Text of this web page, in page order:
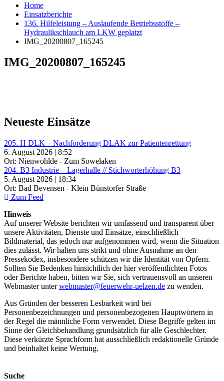
Home
Einsatzberichte
136. Hilfeleistung – Auslaufende Betriebsstoffe –
Hydraulikschlauch am LKW geplatzt
IMG_20200807_165245
IMG_20200807_165245
Neueste Einsätze
205. H DLK – Nachforderung DLAK zur Patientenrettung
6. August 2026 | 8:52
Ort: Nienwohlde - Zum Sowelaken
204. B3 Industrie – Lagerhalle // Stichworterhöhung B3
5. August 2026 | 18:34
Ort: Bad Bevensen - Klein Bünstorfer Straße
Zum Feed
Hinweis
Auf unserer Website berichten wir umfassend und transparent über
unsere Aktivitäten, Dienste und Einsätze, einschließlich
Bildmaterial, das jedoch nur aufgenommen wird, wenn die Situation
dies zulässt. Wir halten uns strikt und ohne Ausnahme an den
Pressekodex, insbesondere schützen wir die Identität von Opfern.
Sollten Sie Bedenken hinsichtlich der hier veröffentlichten Fotos
oder Berichte haben, bitten wir Sie, sich vertrauensvoll an unseren
Webmaster unterwebmaster@feuerwehr-uelzen.de zu wenden.
Aus Gründen der besseren Lesbarkeit wird bei
Personenbezeichnungen und personenbezogenen Hauptwörtern in
der Regel die männliche Form verwendet. Diese Begriffe gelten im
Sinne der Gleichbehandlung grundsätzlich für alle Geschlechter.
Diese verkürzte Sprachform hat ausschließlich redaktionelle Gründe
und beinhaltet keine Wertung.
Suche